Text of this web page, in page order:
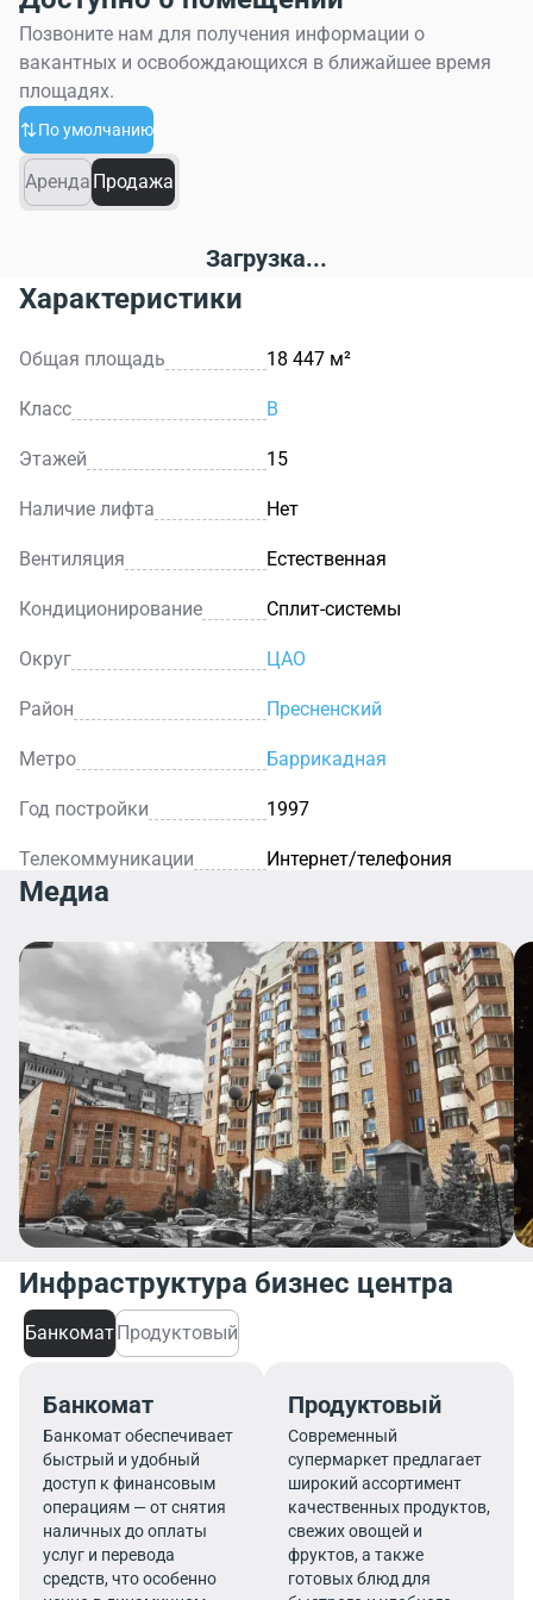
Позвоните нам для получения информации о
вакантных и освобождающихся в ближайшее время
площадях.
По умолчанию
Аренда Продажа
Загрузка...
Характеристики
Общая площадь 18 447 м²
Класс B
Этажей 15
Наличие лифта Нет
Вентиляция Естественная
Кондиционирование Сплит-системы
Округ ЦАО
Район Пресненский
Метро Баррикадная
Год постройки 1997
Телекоммуникации Интернет/телефония
Медиа
Инфраструктура бизнес центра
Банкомат Продуктовый
Банкомат
Банкомат обеспечивает
быстрый и удобный
доступ к финансовым
операциям — от снятия
наличных до оплаты
услуг и перевода
средств, что особенно
Продуктовый
Современный
супермаркет предлагает
широкий ассортимент
качественных продуктов,
свежих овощей и
фруктов, а также
готовых блюд для